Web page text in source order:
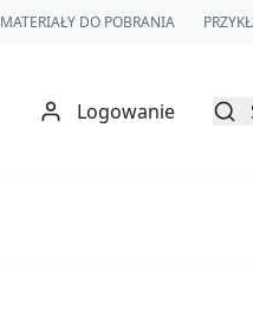
MATERIAŁY DO POBRANIA
Logowanie